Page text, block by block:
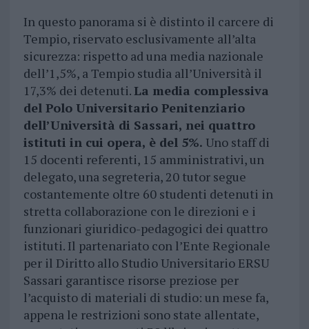
In questo panorama si è distinto il carcere di
Tempio, riservato esclusivamente all’alta
sicurezza: rispetto ad una media nazionale
dell’1,5%, a Tempio studia all’Università il
17,3% dei detenuti.La media complessiva
del Polo Universitario Penitenziario
dell’Università di Sassari, nei quattro
istituti in cui opera, è del 5%. Uno staff di
15 docenti referenti, 15 amministrativi, un
delegato, una segreteria, 20 tutor segue
costantemente oltre 60 studenti detenuti in
stretta collaborazione con le direzioni e i
funzionari giuridico-pedagogici dei quattro
istituti. Il partenariato con l’Ente Regionale
per il Diritto allo Studio Universitario ERSU
Sassari garantisce risorse preziose per
l’acquisto di materiali di studio: un mese fa,
appena le restrizioni sono state allentate,